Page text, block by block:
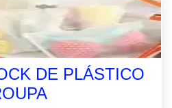
DE PLÁSTICO